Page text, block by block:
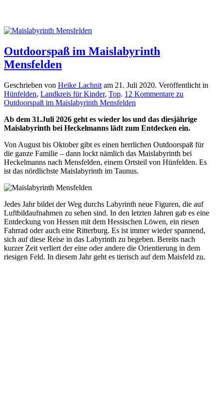
Outdoorspaß im Maislabyrinth
Mensfelden
Geschrieben von Heike Lachnit am 21. Juli 2020. Veröffentlicht in
Hünfelden, Landkreis für Kinder, Top. 12 Kommentare zu
Outdoorspaß im Maislabyrinth Mensfelden
Ab dem 31.Juli 2026 geht es wieder los und das diesjährige
Maislabyrinth bei Heckelmanns lädt zum Entdecken ein.
Von August bis Oktober gibt es einen herrlichen Outdoorspaß für
die ganze Familie – dann lockt nämlich das Maislabyrinth bei
Heckelmanns nach Mensfelden, einem Ortsteil von Hünfelden. Es
ist das nördlichste Maislabyrinth im Taunus.
Jedes Jahr bildet der Weg durchs Labyrinth neue Figuren, die auf
Luftbildaufnahmen zu sehen sind. In den letzten Jahren gab es eine
Entdeckung von Hessen mit dem Hessischen Löwen, ein riesen
Fahrrad oder auch eine Ritterburg. Es ist immer wieder spannend,
sich auf diese Reise in das Labyrinth zu begeben. Bereits nach
kurzer Zeit verliert der eine oder andere die Orientierung in dem
riesigen Feld. In diesem Jahr geht es tierisch auf dem Maisfeld zu.